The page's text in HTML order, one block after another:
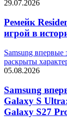
29.07.2026
Ремейк
игрой в
Samsung впервые
раскрыты
05.08.2026
Samsung
Galaxy S
Galaxy S27